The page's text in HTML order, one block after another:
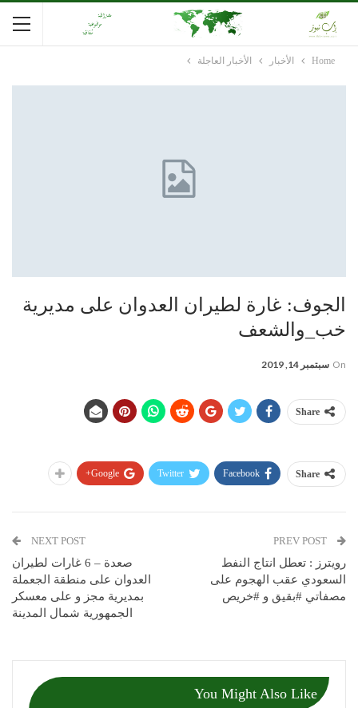
Home الأخبار الأخبار العاجلة
الجوف: غارة لطيران العدوان على مديرية
خب_والشعف
On سبتمبر 14, 2019
Share
Share
Facebook
Twitter
Google+
‏رويترز : تعطل انتاج النفط
السعودي عقب الهجوم على
مصفاتي ‎#بقيق و ‎#خريص
NEXT POST
صعدة – 6 غارات لطيران
العدوان على منطقة الجعملة
بمديرية مجز و على معسكر
الجمهورية شمال المدينة
You Might Also Like